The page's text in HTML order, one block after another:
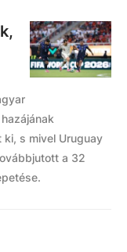
s mivel Uruguay
a 32